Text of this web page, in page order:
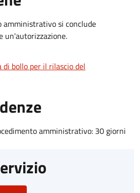
amministrativo si conclude
un'autorizzazione.
bollo per il rilascio del
amministrativo: 30 giorni